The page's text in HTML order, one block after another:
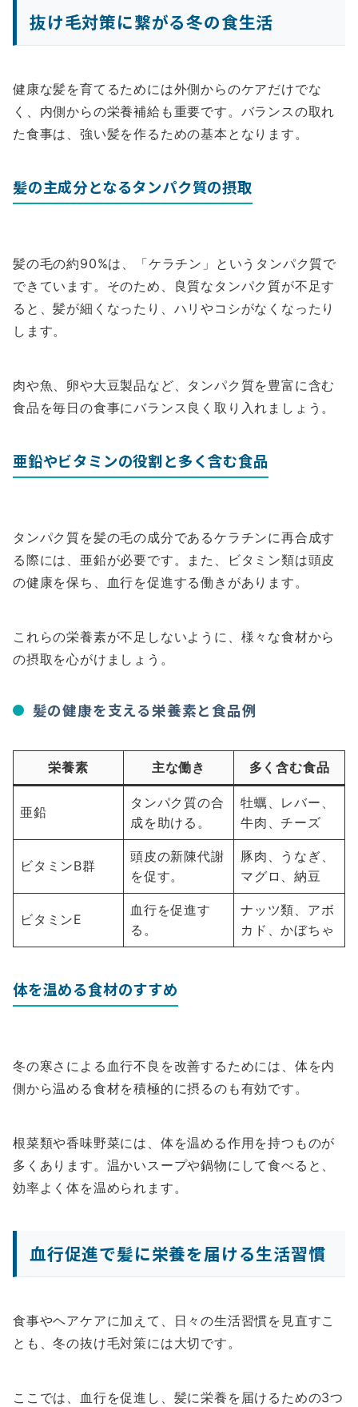
抜け毛対策に繋がる冬の食生活
健康な髪を育てるためには外側からのケアだけでな
く、内側からの栄養補給も重要です。バランスの取れ
た食事は、強い髪を作るための基本となります。
髪の主成分となるタンパク質の摂取
髪の毛の約90%は、「ケラチン」というタンパク質で
できています。そのため、良質なタンパク質が不足す
ると、髪が細くなったり、ハリやコシがなくなったり
します。
肉や魚、卵や大豆製品など、タンパク質を豊富に含む
食品を毎日の食事にバランス良く取り入れましょう。
亜鉛やビタミンの役割と多く含む食品
タンパク質を髪の毛の成分であるケラチンに再合成す
る際には、亜鉛が必要です。また、ビタミン類は頭皮
の健康を保ち、血行を促進する働きがあります。
これらの栄養素が不足しないように、様々な食材から
の摂取を心がけましょう。
髪の健康を支える栄養素と食品例
栄養素 主な働き 多く含む食品
亜鉛
タンパク質の合
成を助ける。
牡蠣、レバー、
牛肉、チーズ
ビタミンB群
頭皮の新陳代謝
を促す。
豚肉、うなぎ、
マグロ、納豆
ビタミンE
血行を促進す
る。
ナッツ類、アボ
カド、かぼちゃ
体を温める食材のすすめ
冬の寒さによる血行不良を改善するためには、体を内
側から温める食材を積極的に摂るのも有効です。
根菜類や香味野菜には、体を温める作用を持つものが
多くあります。温かいスープや鍋物にして食べると、
効率よく体を温められます。
血行促進で髪に栄養を届ける生活習慣
食事やヘアケアに加えて、日々の生活習慣を見直すこ
とも、冬の抜け毛対策には大切です。
ここでは、血行を促進し、髪に栄養を届けるための3つ